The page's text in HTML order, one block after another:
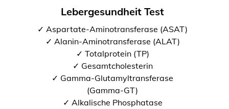
Lebergesundheit Test
✓ Aspartate-Aminotransferase (ASAT)
✓ Alanin-Aminotransferase (ALAT)
✓ Totalprotein (TP)
✓ Gesamtcholesterin
✓ Gamma-Glutamyltransferase
(Gamma-GT)
✓ Alkalische Phosphatase